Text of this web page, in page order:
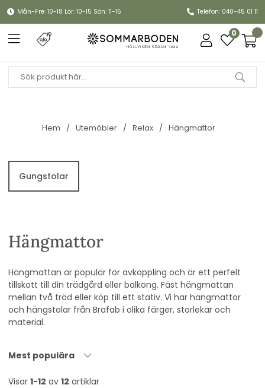
Mån-Fre: 10-18 Lör: 10-15 Sön: 11-15 Telefon: 040-45 01 11
0
Hem Utemöbler Relax Hängmattor
Gungstolar
Hängmattor
Hängmattan är populär för avkoppling och är ett perfelt
tillskott till din trädgård eller balkong. Fäst hängmattan
mellan två träd eller köp till ett stativ. Vi har hängmattor
och hängstolar från Brafab i olika färger, storlekar och
material.
Mest populära
Visar 1-12 av 12 artiklar